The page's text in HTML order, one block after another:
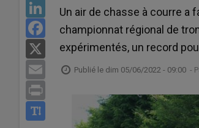
LinkedIn
Facebook
Email
Un air de chasse à courre a
championnat régional de
expérimentés, un record
Publié le dim 05/06/2022 - 09:00 -